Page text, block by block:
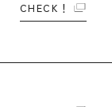
CHECK！